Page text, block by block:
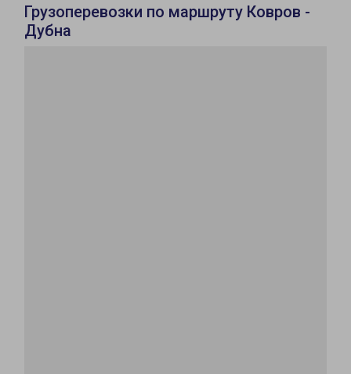
Грузоперевозки по маршруту Ковров -
Дубна